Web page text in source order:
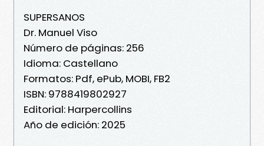
SUPERSANOS
Dr. Manuel Viso
Número de páginas: 256
Idioma: Castellano
Formatos: Pdf, ePub, MOBI, FB2
ISBN: 9788419802927
Editorial: Harpercollins
Año de edición: 2025